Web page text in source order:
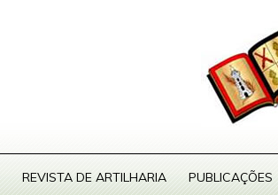
REVISTA DE ARTILHARIA PUBLICAÇÕES